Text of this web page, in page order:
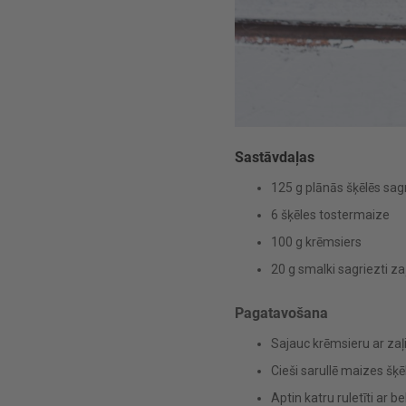
Sastāvdaļas
125 g plānās šķēlēs
6 šķēles tostermaize
100 g krēmsiers
20 g smalki sagriezti
Pagatavošana
Sajauc krēmsieru ar
Cieši sarullē maizes
Aptin katru ruletīti ar